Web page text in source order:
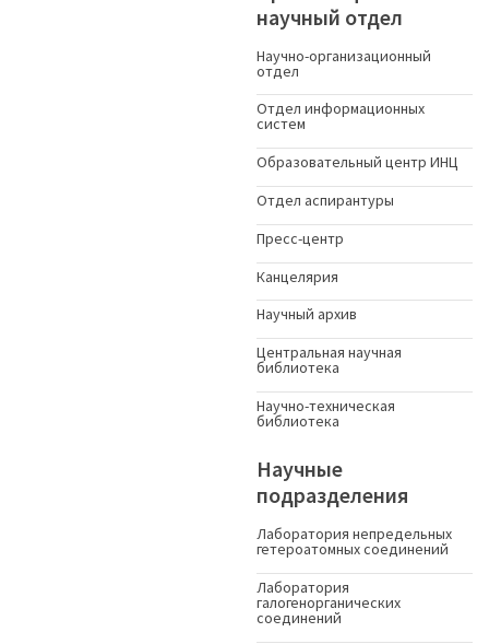
научный отдел
Научно-организационный
отдел
Отдел информационных
систем
Образовательный центр ИНЦ
Отдел аспирантуры
Пресс-центр
Канцелярия
Научный архив
Центральная научная
библиотека
Научно-техническая
библиотека
Научные
подразделения
Лаборатория непредельных
гетероатомных соединений
Лаборатория
галогенорганических
соединений